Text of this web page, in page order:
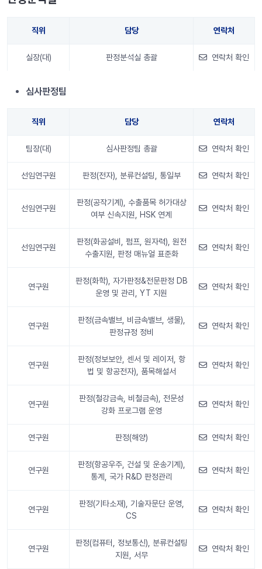
직위 담당 연락처
실장(대) 판정분석실 총괄 연락처 확인
심사판정팀
직위 담당 연락처
팀장(대) 심사판정팀 총괄 연락처 확인
선임연구원 판정(전자), 분류컨설팅, 통일부 연락처 확인
선임연구원
판정(공작기계), 수출품목 허가대상
여부 신속지원, HSK 연계
연락처 확인
선임연구원
판정(화공설비, 펌프, 원자력), 원전
수출지원, 판정 매뉴얼 표준화
연락처 확인
연구원
판정(화학), 자가판정&전문판정 DB
운영 및 관리, YT 지원
연락처 확인
연구원
판정(금속밸브, 비금속밸브, 생물),
판정규정 정비
연락처 확인
연구원
판정(정보보안, 센서 및 레이저, 항
법 및 항공전자), 품목해설서
연락처 확인
연구원
판정(철강금속, 비철금속), 전문성
강화 프로그램 운영
연락처 확인
연구원 판정(해양) 연락처 확인
연구원
판정(항공우주, 건설 및 운송기계),
통계, 국가 R&D 판정관리
연락처 확인
연구원
판정(기타소재), 기술자문단 운영,
CS
연락처 확인
연구원
판정(컴퓨터, 정보통신), 분류컨설팅
지원, 서무
연락처 확인